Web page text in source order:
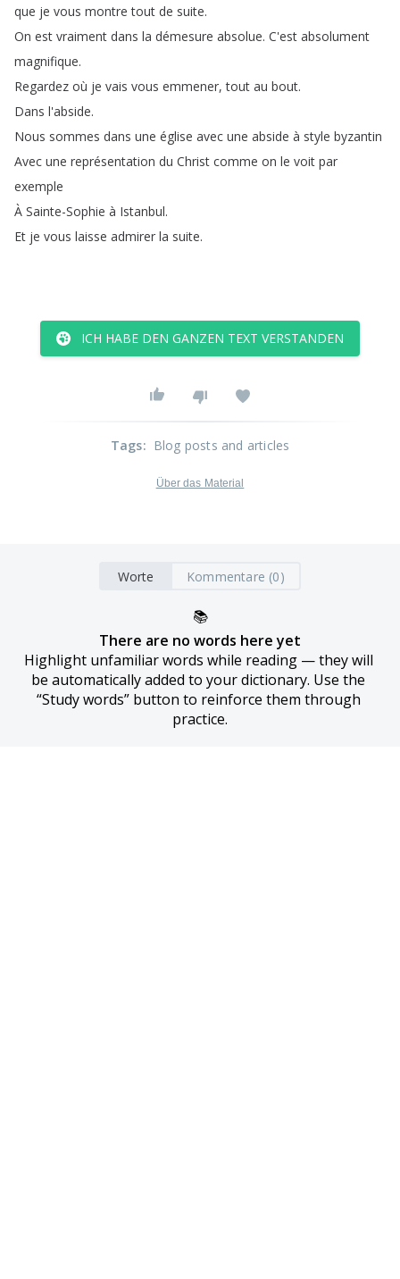
que je vous montre tout de suite.
On est vraiment dans la démesure absolue. C'est absolument
magnifique.
Regardez où je vais vous emmener,tout au bout.
Dans l'abside.
Nous sommes dans une église avec une abside à style byzantin
Avec une représentation du Christ comme on le voit par
exemple
À Sainte-Sophie à Istanbul.
Et je vous laisse admirer la suite.
ICH HABE DEN GANZEN TEXT VERSTANDEN
Tags: Blog posts and articles
Über das Material
Worte Kommentare (0)
📚
There are no words here yet
Highlight unfamiliar words while reading — they will
be automatically added to your dictionary. Use the
“Study words” button to reinforce them through
practice.